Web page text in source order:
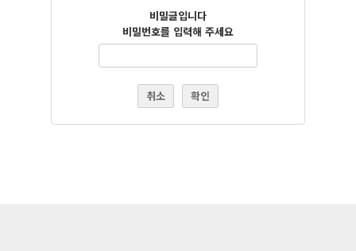
비밀글입니다
비밀번호를 입력해 주세요
취소 확인